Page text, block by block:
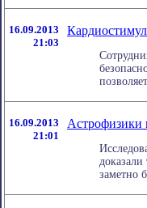
16.09.2013
21:03
16.09.2013
21:01
Астрофизики
заметно